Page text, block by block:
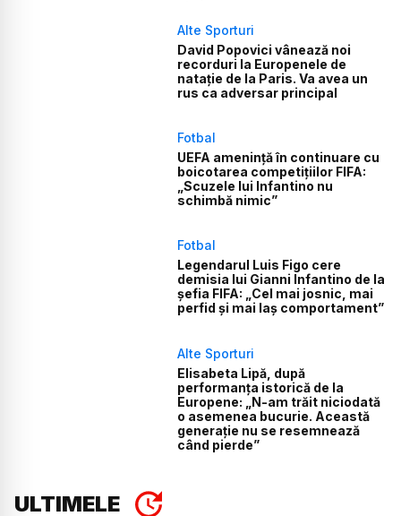
Alte Sporturi
David Popovici vânează noi
recorduri la Europenele de
natație de la Paris. Va avea un
rus ca adversar principal
Fotbal
UEFA amenință în continuare cu
boicotarea competițiilor FIFA:
„Scuzele lui Infantino nu
schimbă nimic”
Fotbal
Legendarul Luis Figo cere
demisia lui Gianni Infantino de la
șefia FIFA: „Cel mai josnic, mai
perfid și mai laș comportament”
Alte Sporturi
Elisabeta Lipă, după
performanța istorică de la
Europene: „N-am trăit niciodată
o asemenea bucurie. Această
generație nu se resemnează
când pierde”
ULTIMELE